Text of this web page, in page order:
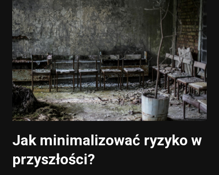
Jak minimalizować ryzyko w
przyszłości?